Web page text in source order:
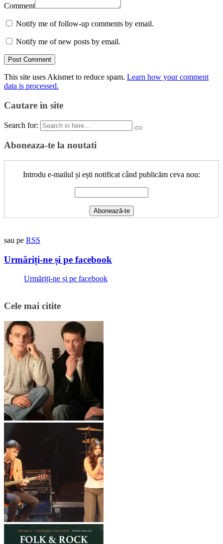
Comment
Notify me of follow-up comments by email.
Notify me of new posts by email.
This site uses Akismet to reduce spam. Learn how your comment
data is processed.
Cautare in site
Search for:
Aboneaza-te la noutati
Introdu e-mailul și ești notificat când publicăm ceva nou:
sau pe RSS
Urmăriți-ne și pe facebook
Urmăriți-ne și pe facebook
Cele mai citite